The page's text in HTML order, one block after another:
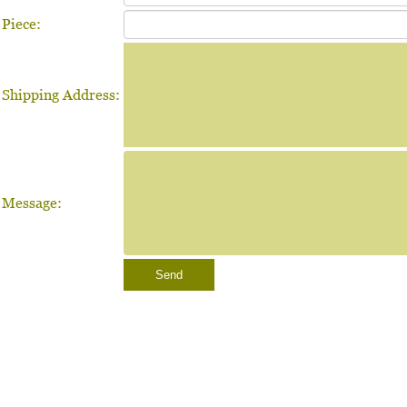
Piece:
Shipping Address:
Message:
Send